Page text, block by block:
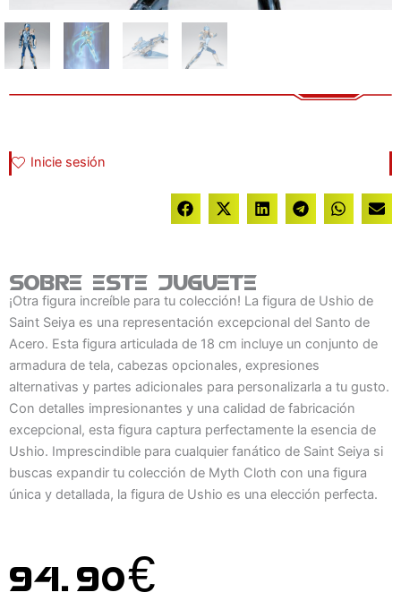
Inicie sesión
Sobre este juguete
¡Otra figura increíble para tu colección! La figura de Ushio de
Saint Seiya es una representación excepcional del Santo de
Acero. Esta figura articulada de 18 cm incluye un conjunto de
armadura de tela, cabezas opcionales, expresiones
alternativas y partes adicionales para personalizarla a tu gusto.
Con detalles impresionantes y una calidad de fabricación
excepcional, esta figura captura perfectamente la esencia de
Ushio. Imprescindible para cualquier fanático de Saint Seiya si
buscas expandir tu colección de Myth Cloth con una figura
única y detallada, la figura de Ushio es una elección perfecta.
94.90€